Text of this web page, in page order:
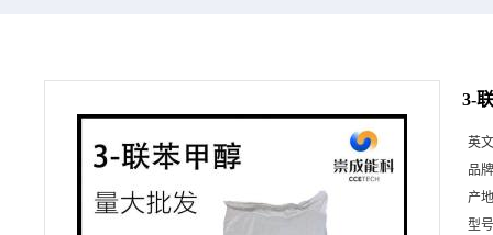
3-
英
品
产
型